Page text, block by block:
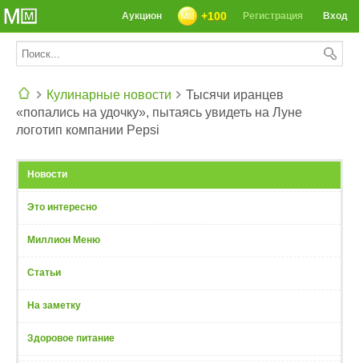
СЕГОДНЯ: 39142 РЕЦЕПТА
Вход
Регистрация
+100
Аукцион
Кулинарные новости
Тысячи иранцев
«попались на удочку», пытаясь увидеть на Луне
логотип компании Pepsi
Новости
Это интересно
Миллион Меню
Статьи
На заметку
Здоровое питание